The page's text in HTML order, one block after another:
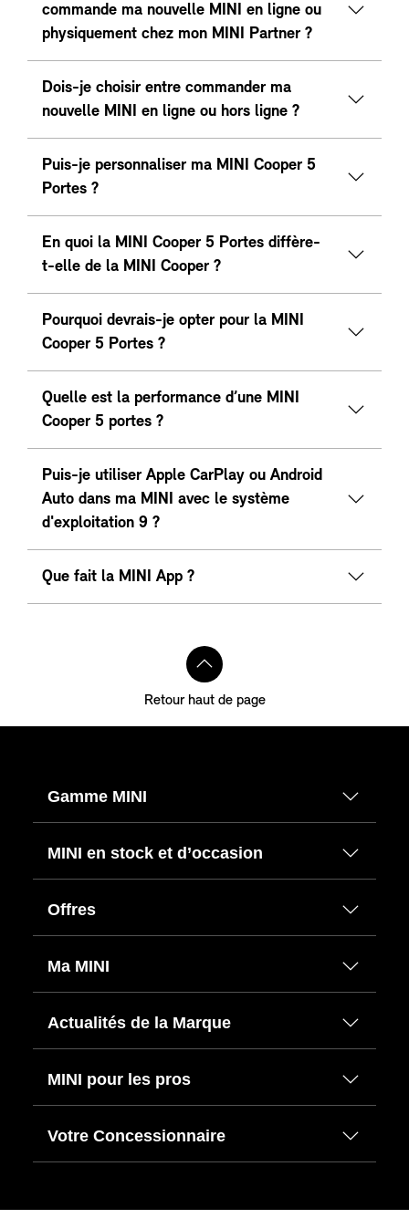
commande ma nouvelle MINI en ligne ou
physiquement chez mon MINI Partner ?
Dois-je choisir entre commander ma
nouvelle MINI en ligne ou hors ligne ?
Puis-je personnaliser ma MINI Cooper 5
Portes ?
En quoi la MINI Cooper 5 Portes diffère-
t-elle de la MINI Cooper ?
Pourquoi devrais-je opter pour la MINI
Cooper 5 Portes ?
Quelle est la performance d’une MINI
Cooper 5 portes ?
Puis-je utiliser Apple CarPlay ou Android
Auto dans ma MINI avec le système
d'exploitation 9 ?
Que fait la MINI App ?
Retour haut de page
Gamme MINI
MINI en stock et d’occasion
Offres
Ma MINI
Actualités de la Marque
MINI pour les pros
Votre Concessionnaire